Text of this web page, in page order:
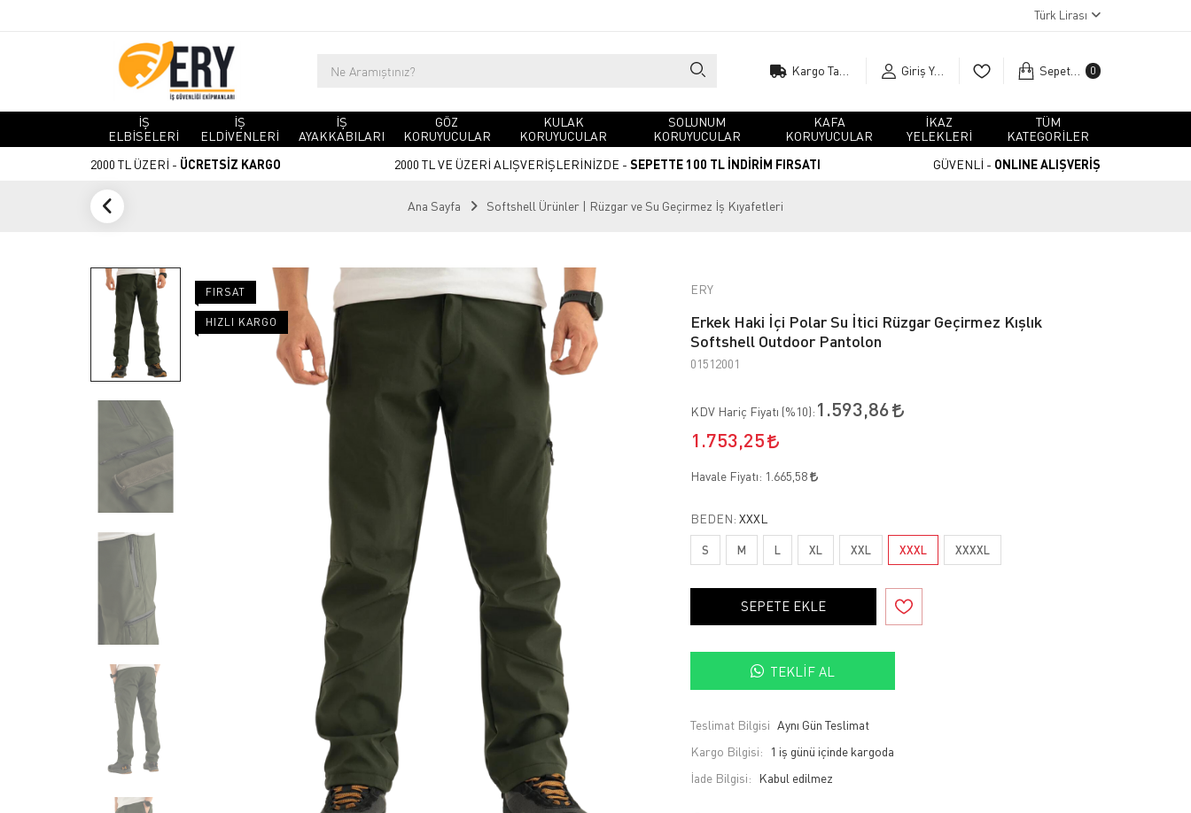
Türk Lirası
Giriş Yap Sepetim 0
İŞ
ELBİSELERİ
İŞ
ELDİVENLERİ
İŞ
AYAKKABILARI
GÖZ
KORUYUCULAR
KULAK
KORUYUCULAR
SOLUNUM
KORUYUCULAR
KAFA
KORUYUCULAR
İKAZ
YELEKLERİ
TÜM
KATEGORİLER
2000 TL ÜZERİ - ÜCRETSİZ KARGO 2000 TL VE ÜZERİ ALIŞVERİŞLERİNİZDE - SEPETTE 100 TL İNDİRİM FIRSATI GÜVENLİ - ONLINE ALIŞVERİŞ
Ana Sayfa Softshell Ürünler | Rüzgar ve Su Geçirmez İş Kıyafetleri
FIRSAT
HIZLI KARGO
ERY
Erkek Haki İçi Polar Su İtici Rüzgar Geçirmez Kışlık
Softshell Outdoor Pantolon
01512001
KDV Hariç Fiyatı (%10): 1.593,86
1.753,25
Havale Fiyatı: 1.665,58
BEDEN: XXXL
S M L XL XXL XXXL XXXXL
SEPETE EKLE
TEKLIF AL
Teslimat Bilgisi Aynı Gün Teslimat
Kargo Bilgisi:
1 iş günü içinde kargoda
İade Bilgisi: